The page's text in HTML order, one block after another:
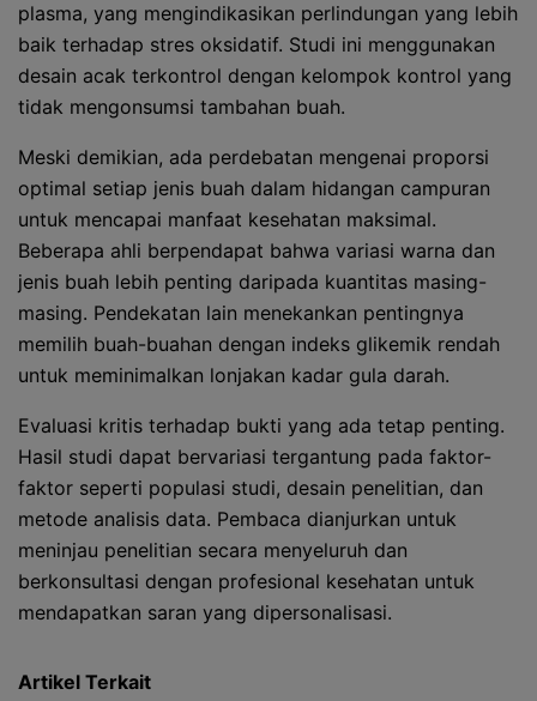
plasma, yang mengindikasikan perlindungan yang lebih
baik terhadap stres oksidatif. Studi ini menggunakan
desain acak terkontrol dengan kelompok kontrol yang
tidak mengonsumsi tambahan buah.
Meski demikian, ada perdebatan mengenai proporsi
optimal setiap jenis buah dalam hidangan campuran
untuk mencapai manfaat kesehatan maksimal.
Beberapa ahli berpendapat bahwa variasi warna dan
jenis buah lebih penting daripada kuantitas masing-
masing. Pendekatan lain menekankan pentingnya
memilih buah-buahan dengan indeks glikemik rendah
untuk meminimalkan lonjakan kadar gula darah.
Evaluasi kritis terhadap bukti yang ada tetap penting.
Hasil studi dapat bervariasi tergantung pada faktor-
faktor seperti populasi studi, desain penelitian, dan
metode analisis data. Pembaca dianjurkan untuk
meninjau penelitian secara menyeluruh dan
berkonsultasi dengan profesional kesehatan untuk
mendapatkan saran yang dipersonalisasi.
Artikel Terkait